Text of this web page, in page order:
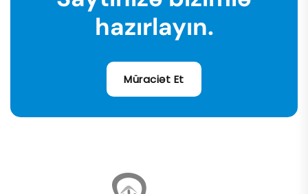
hazırlayın.
Müraciət Et